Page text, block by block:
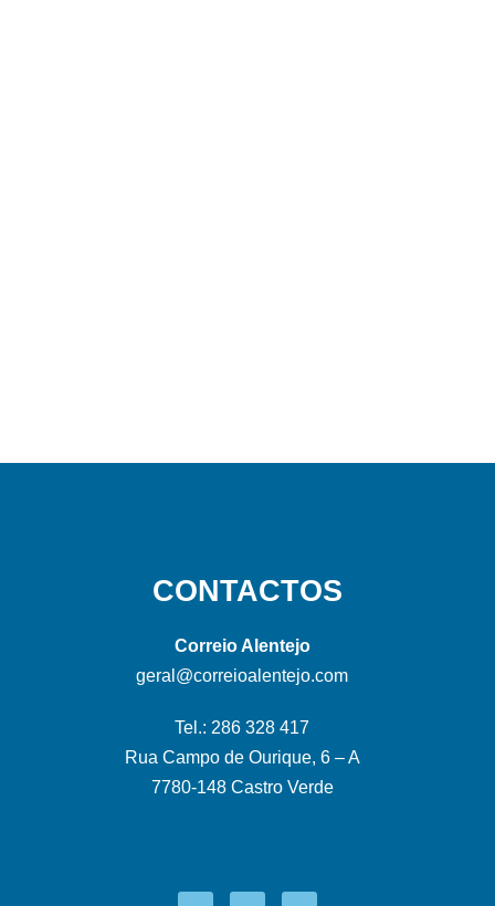
CONTACTOS
Correio Alentejo
geral@correioalentejo.com
Tel.: 286 328 417
Rua Campo de Ourique, 6 – A
7780-148 Castro Verde